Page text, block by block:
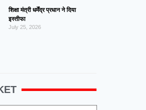
शिक्षा मंत्री धर्मेंद्र प्रधान ने दिया
इस्तीफा
July 25, 2026